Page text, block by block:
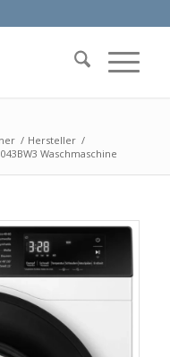
/ Hersteller /
Waschmaschine